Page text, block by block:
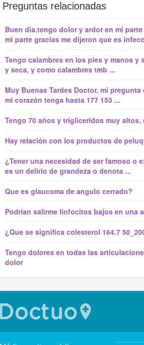
Preguntas relacionadas
Buen dia.tengo dolor y ardor en mi
mi parte gracias me dijeron que es
Tengo calambres en los pies y manos
y seca, y como calambres tmb ...
Muy Buenas Tardes Doctor, mi
mi corazón tenga hasta 177 153 ...
Tengo 70 años y trigliceridos muy altos,
Hay relación con los productos de
¿Tener una necesidad de ser famoso o
es un delirio de grandeza o denota ...
Que es glaucoma de angulo cerrado?
Podrían salirme linfocitos bajos en una
¿Que se significa colesterol 164.7
Tengo dolores en todas las
dolor